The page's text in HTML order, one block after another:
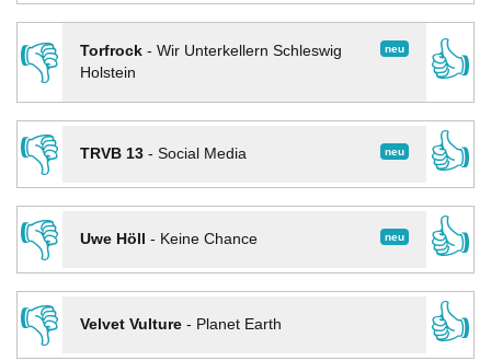
👎
neu
Torfrock- Wir Unterkellern Schleswig
Holstein
👍
👎
neu
TRVB 13- Social Media
👍
👎
neu
Uwe Höll - Keine Chance
👍
👎
Velvet Vulture- Planet Earth
👍